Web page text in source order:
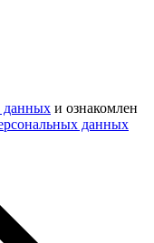
данных и ознакомлен
данных